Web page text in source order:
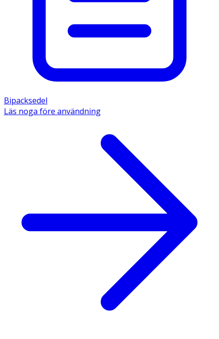
Bipacksedel
Läs noga före användning